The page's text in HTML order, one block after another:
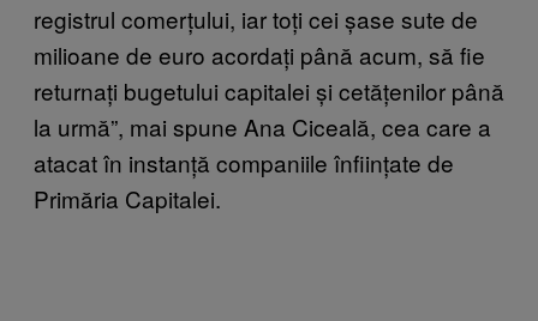
registrul comerțului, iar toți cei șase sute de
milioane de euro acordați până acum, să fie
returnați bugetului capitalei și cetățenilor până
la urmă”, mai spune Ana Ciceală, cea care a
atacat în instanță companiile înființate de
Primăria Capitalei.